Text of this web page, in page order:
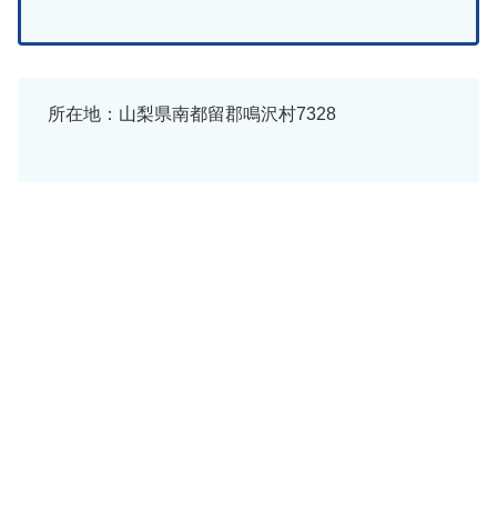
所在地：山梨県南都留郡鳴沢村7328